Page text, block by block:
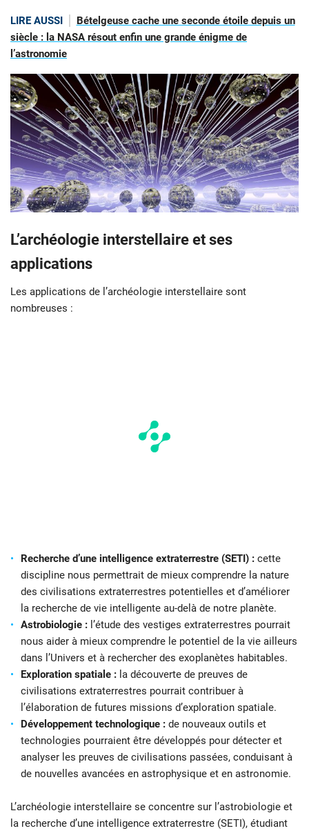
LIRE AUSSI
Bételgeuse cache une seconde étoile depuis un
siècle : la NASA résout enfin une grande énigme de
l’astronomie
L’archéologie interstellaire et ses
applications
Les applications de l’archéologie interstellaire sont
nombreuses :
Recherche d’une intelligence extraterrestre (SETI) : cette
discipline nous permettrait de mieux comprendre la nature
des civilisations extraterrestres potentielles et d’améliorer
la recherche de vie intelligente au-delà de notre planète.
Astrobiologie : l’étude des vestiges extraterrestres pourrait
nous aider à mieux comprendre le potentiel de la vie ailleurs
dans l’Univers et à rechercher des exoplanètes habitables.
Exploration spatiale : la découverte de preuves de
civilisations extraterrestres pourrait contribuer à
l’élaboration de futures missions d’exploration spatiale.
Développement technologique : de nouveaux outils et
technologies pourraient être développés pour détecter et
analyser les preuves de civilisations passées, conduisant à
de nouvelles avancées en astrophysique et en astronomie.
L’archéologie interstellaire se concentre sur l’astrobiologie et
la recherche d’une intelligence extraterrestre (SETI), étudiant